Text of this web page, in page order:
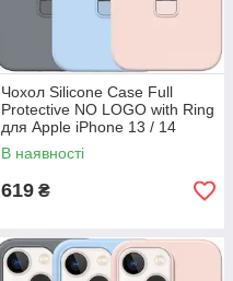
Чохол Silicone Case Full
Protective NO LOGO with Ring
для Apple iPhone 13 / 14
(6.1")
В наявності
619 ₴